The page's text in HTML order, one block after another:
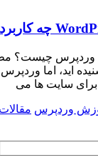
مطمئنا
ها می
مقالات